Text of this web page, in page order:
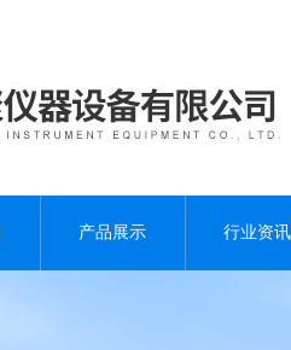
产品展示 行业资讯